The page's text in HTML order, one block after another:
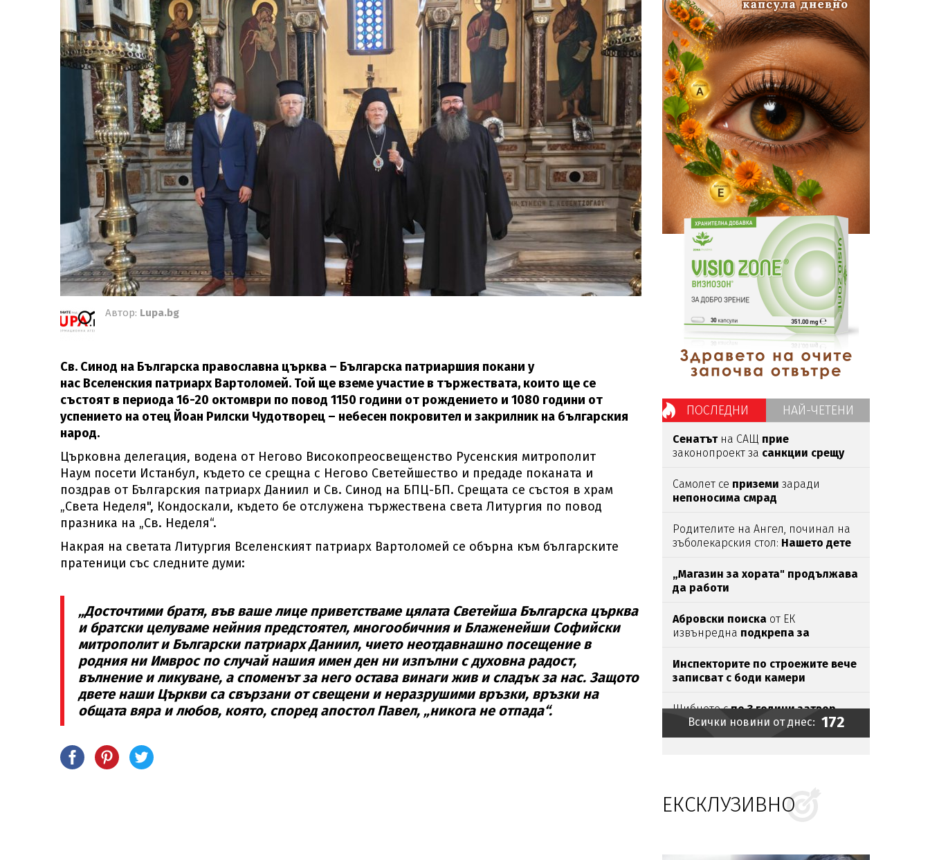
Автор: Lupa.bg
Св. Синод на Българска православна църква – Българска патриаршия покани у
нас Вселенския патриарх Вартоломей. Той ще вземе участие в тържествата, които ще се
състоят в периода 16-20 октомври по повод 1150 години от рождението и 1080 години от
успението на отец Йоан Рилски Чудотворец – небесен покровител и закрилник на българския
народ.
Църковна делегация, водена от Негово Високопреосвещенство Русенския митрополит
Наум посети Истанбул, където се срещна с Негово Светейшество и предаде поканата и
поздрав от Българския патриарх Даниил и Св. Синод на БПЦ-БП. Срещата се състоя в храм
„Света Неделя", Кондоскали, където бе отслужена тържествена света Литургия по повод
празника на „Св. Неделя“.
Накрая на светата Литургия Вселенският патриарх Вартоломей се обърна към българските
пратеници със следните думи:
„Досточтими братя, във ваше лице приветстваме цялата Светейша Българска църква
и братски целуваме нейния предстоятел, многообичния и Блаженейши Софийски
митрополит и Български патриарх Даниил, чието неотдавнашно посещение в
родния ни Имврос по случай нашия имен ден ни изпълни с духовна радост,
вълнение и ликуване, а споменът за него остава винаги жив и сладък за нас. Защото
двете наши Църкви са свързани от свещени и неразрушими връзки, връзки на
общата вяра и любов, която, според апостол Павел, „никога не отпада“.
ПОСЛЕДНИ НАЙ-ЧЕТЕНИ
Сенатътна САЩ прие
законопроект за санкции срещу
Самолет се приземи заради
непоносима смрад
Родителите на Ангел, починал на
зъболекарския стол: Нашето дете
който еантидотътнаупойката
„Магазин за хората" продължава
да работи
Абровски поиска от ЕК
извънредна подкрепа за
„Свиневъдство“
Инспекторите по строежите вече
записват с боди камери
Шибнете спо 3 години затвор
гамените убийцисамо за
свастиките. Отделно- за
Федераленсъд блокира
набалната зала на Тръмп
Всички новини от днес: 172
ЕКСКЛУЗИВНО